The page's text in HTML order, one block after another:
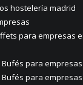
hostelería madrid
para empresas
para
para